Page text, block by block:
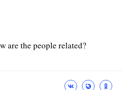
are the people related?